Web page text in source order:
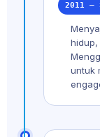
2011 —
hidup,
untuk